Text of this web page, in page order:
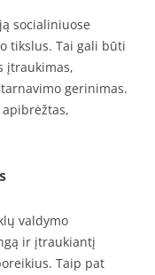
socialiniuose
tikslus. Tai gali būti
įtraukimas,
gerinimas.
valdymo
ir įtraukiantį
Taip pat